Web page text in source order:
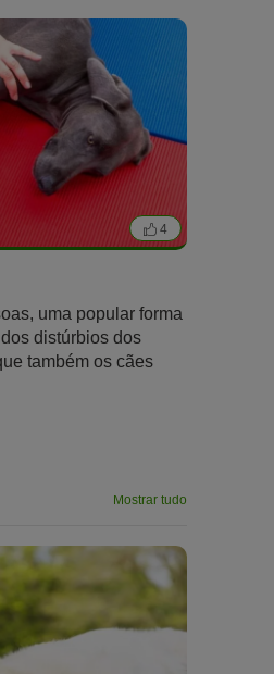
4
uma popular forma
distúrbios dos
também os cães
Mostrar tudo